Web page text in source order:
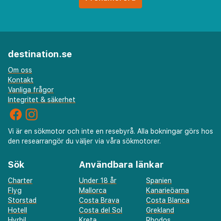
veckan: extra byte på begäran
Sunweb_meta: tvättfaciliteter
(lägenheter 6 gånger i veckan)
•
Sunweb_meta: spjälsäng: för alla gäster ålder till 1
(ingår) år (gratis) (skall anges vid bokning)
Sunweb_meta: värdeskåp på rummet: (inkluderat i
priset)
•
priset)
•Sunweb_meta: wi-fi på rummet: (gratis)•
Sunweb_meta: gym
destination.se
Om oss
Kontakt
Vanliga frågor
Integritet & säkerhet
Vi är en sökmotor och inte en resebyrå. Alla bokningar görs hos
den researrangör du väljer via våra sökmotorer.
Sök
Charter
Flyg
Storstad
Hotell
Användbara länkar
Under 18 år
Spanien
Mallorca
Kanarieöarna
Costa Brava
Costa Blanca
Costa del Sol
Grekland